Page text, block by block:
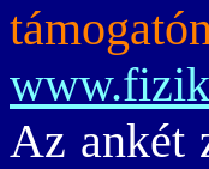
Az ankét